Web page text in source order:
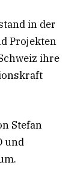
in der
Projekten
ihre
Stefan
und